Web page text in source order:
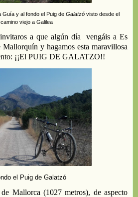
Guía y al fondo el Puig de Galatzó visto desde el
camino viejo a Galilea
invitaros a que algún día vengáis aEs
Mallorquín y hagamos esta maravillosa
: ¡¡El PUIG DE GALATZO!!
el Puig de Galatzó
Mallorca (1027 metros), de aspecto